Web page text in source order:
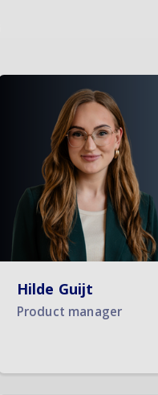
Hilde Guijt
Product manager